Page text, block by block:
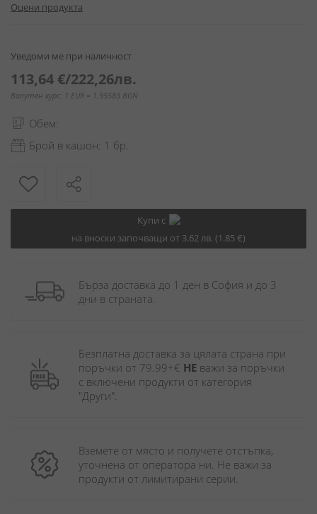
Оцени продукта
Уведоми ме при наличност
113,64 €/222,26лв.
Валутен курс: 1 EUR = 1.95583 BGN
Обем:
Брой в кашон: 1 бр.
Купи с
на вноски започващи от 3.62 лв. (1.85 €)
Бърза доставка до 1 ден в София и до 3
дни в страната.
Безплатна доставка за цялата страна при
поръчки от 79.99+€ НЕ важи за поръчки
с включени продукти от категория
"Други".
Вземете от място и получете отстъпка,
уточнена от оператора ни. Не важи за
продукти от лимитирани серии.